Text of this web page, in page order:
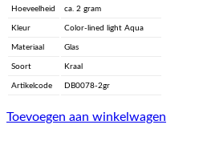
Hoeveelheid ca. 2 gram
Kleur Color-lined light Aqua
Materiaal Glas
Soort Kraal
Artikelcode DB0078-2gr
Toevoegen aan winkelwagen